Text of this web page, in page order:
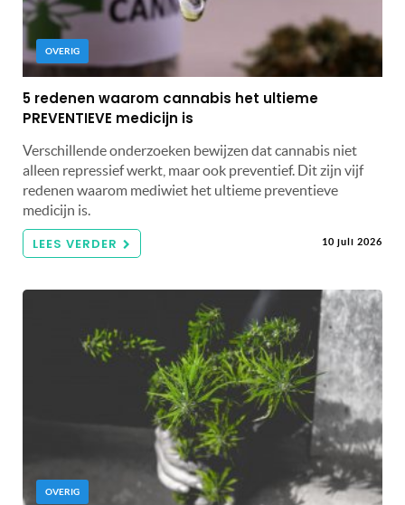
OVERIG
5 redenen waarom cannabis het ultieme
PREVENTIEVE medicijn is
Verschillende onderzoeken bewijzen dat cannabis niet
alleen repressief werkt, maar ook preventief. Dit zijn vijf
redenen waarom mediwiet het ultieme preventieve
medicijn is.
LEES VERDER 10 juli 2026
OVERIG